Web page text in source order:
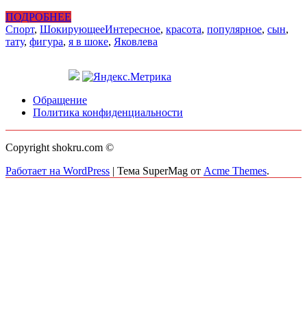
ПОДРОБНЕЕ
Спорт, ШокирующееИнтересное, красота, популярное, сын,
тату, фигура, я в шоке, Яковлева
Обращение
Политика конфиденциальности
Copyright shokru.com ©
Работает на WordPress | Тема SuperMag от Acme Themes.